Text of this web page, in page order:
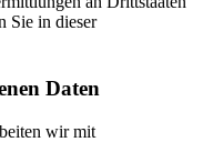
Sie in dieser
Daten
wir mit